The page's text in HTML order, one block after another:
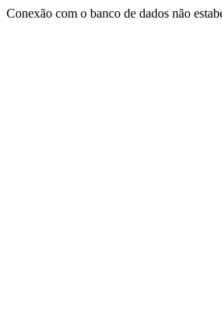
Conexão com o banco de dados não